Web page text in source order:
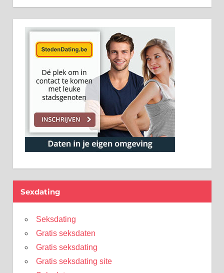
Sexdating
Seksdating
Gratis seksdaten
Gratis seksdating
Gratis seksdating site